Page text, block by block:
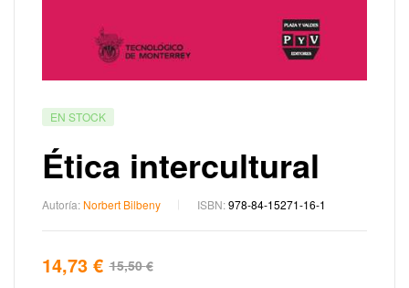
EN STOCK
Ética intercultural
Autoría: Norbert Bilbeny ISBN:978-84-15271-16-1
15,50€
14,73 €